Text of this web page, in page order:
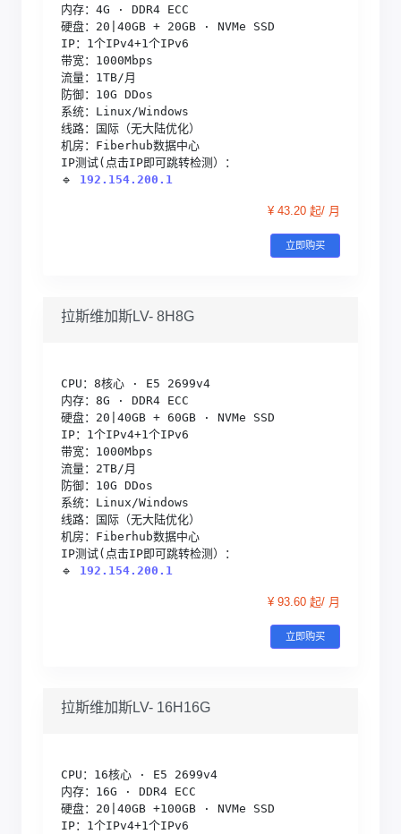
内存：4G · DDR4 ECC
硬盘：20|40GB + 20GB · NVMe SSD
IP：1个IPv4+1个IPv6
带宽：1000Mbps
流量：1TB/月
防御：10G DDos
系统：Linux/Windows
线路：国际（无大陆优化）
机房：Fiberhub数据中心
IP测试(点击IP即可跳转检测）：
🔹 192.154.200.1
¥ 43.20 起/ 月
立即购买
拉斯维加斯LV- 8H8G
CPU：8核心 · E5 2699v4
内存：8G · DDR4 ECC
硬盘：20|40GB + 60GB · NVMe SSD
IP：1个IPv4+1个IPv6
带宽：1000Mbps
流量：2TB/月
防御：10G DDos
系统：Linux/Windows
线路：国际（无大陆优化）
机房：Fiberhub数据中心
IP测试(点击IP即可跳转检测）：
🔹 192.154.200.1
¥ 93.60 起/ 月
立即购买
拉斯维加斯LV- 16H16G
CPU：16核心 · E5 2699v4
内存：16G · DDR4 ECC
硬盘：20|40GB +100GB · NVMe SSD
IP：1个IPv4+1个IPv6